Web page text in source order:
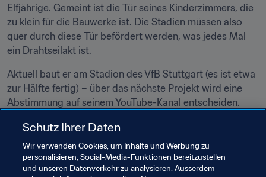
Elfjährige. Gemeint ist die Tür seines Kinderzimmers, die
zu klein für die Bauwerke ist. Die Stadien müssen also
quer durch diese Tür befördert werden, was jedes Mal
ein Drahtseilakt ist.
Aktuell baut er am Stadion des VfB Stuttgart (es ist etwa
zur Hälfte fertig) – über das nächste Projekt wird eine
Abstimmung auf seinem YouTube-Kanal entscheiden.
baue, ich habe auch Wünsche für das Camp Nou, oder
Stadien aus Peru, Mexiko, Brasilien oder Argentinien."
Zunächst aber will er alle Stadien der 1. und 2. Bundesliga
konstruieren – und vermutlich noch einige Reisen nach
Schutz Ihrer Daten
Wir verwenden Cookies, um Inhalte und Werbung zu
personalisieren, Social-Media-Funktionen bereitzustellen
und unseren Datenverkehr zu analysieren. Ausserdem